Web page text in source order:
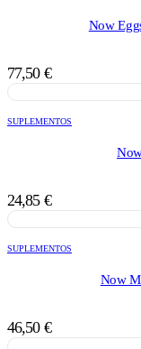
Now
77,50 €
SUPLEMENTOS
24,85 €
SUPLEMENTOS
Now
46,50 €